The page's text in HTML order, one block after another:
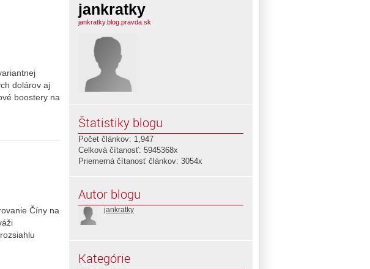
dolárov aj
boostery na
Číny na
jankratky
jankratky.blog.pravda.sk
Štatistiky blogu
Počet článkov: 1,947
Celková čítanosť: 5945368x
Priemerná čítanosť článkov: 3054x
Autor blogu
jankratky
Kategórie